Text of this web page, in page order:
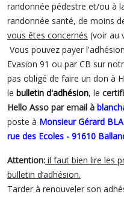
randonnée pédestre et/ou à
randonnée santé, de moins
vous êtes concernés (voir au
Vous pouvez payer
Evasion 91 ou par CB sur
pas obligé de faire un don à
le bulletin d'adhésion, le
Hello Asso par email à
poste à Monsieur Gérard
rue des Ecoles - 91610
Attention: il faut bien lire les
bulletin d’adhésion.
Tarder à renouveler son